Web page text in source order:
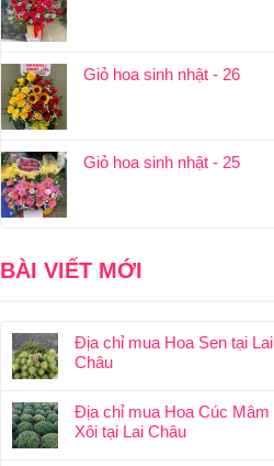
Giỏ hoa sinh nhật - 26
Giỏ hoa sinh nhật - 25
BÀI VIẾT MỚI
Địa chỉ mua Hoa Sen tại Lai
Châu
Địa chỉ mua Hoa Cúc Mâm
Xôi tại Lai Châu